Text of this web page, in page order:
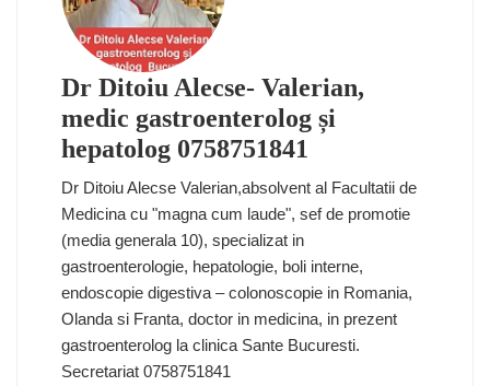
Dr Ditoiu Alecse- Valerian,
medic gastroenterolog și
hepatolog 0758751841
Dr Ditoiu Alecse Valerian,absolvent al Facultatii de
Medicina cu "magna cum laude", sef de promotie
(media generala 10), specializat in
gastroenterologie, hepatologie, boli interne,
endoscopie digestiva – colonoscopie in Romania,
Olanda si Franta, doctor in medicina, in prezent
gastroenterolog la clinica Sante Bucuresti.
Secretariat 0758751841